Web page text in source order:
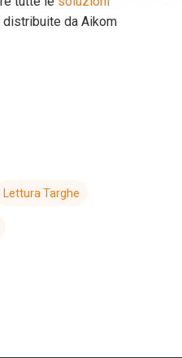
distribuite da Aikom
Lettura Targhe